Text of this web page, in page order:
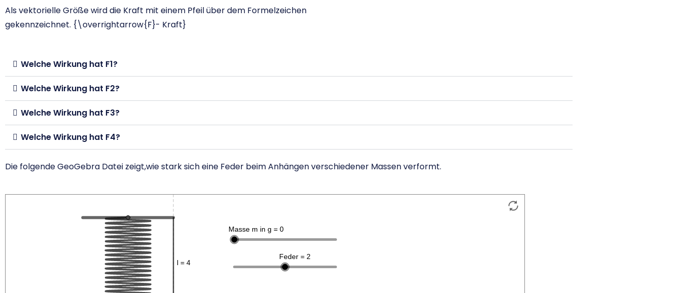
Als vektorielle Größe wird die Kraft mit einem Pfeil über dem Formelzeichen
gekennzeichnet. {\overrightarrow{F}- Kraft}
Welche Wirkung hat F1?
Welche Wirkung hat F2?
Welche Wirkung hat F3?
Welche Wirkung hat F4?
Die folgende GeoGebra Datei zeigt,wie stark sich eine Feder beim Anhängen verschiedener Massen verformt.